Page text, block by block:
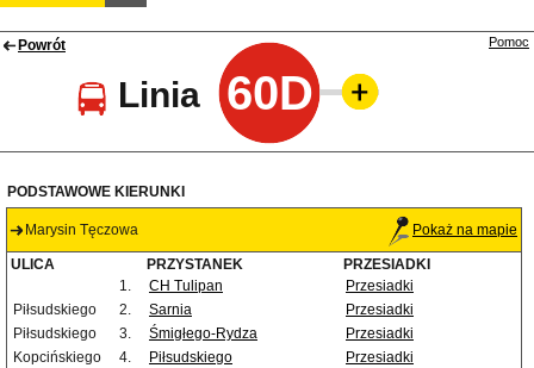
Powrót
Linia 60D
Pomoc
PODSTAWOWE KIERUNKI
Marysin Tęczowa Pokaż na mapie
ULICA PRZYSTANEK
PRZESIADKI
1.
CH Tulipan
Przesiadki
Piłsudskiego
2. Sarnia
Przesiadki
Piłsudskiego
3. Śmigłego-Rydza
Przesiadki
Kopcińskiego
4. Piłsudskiego
Przesiadki